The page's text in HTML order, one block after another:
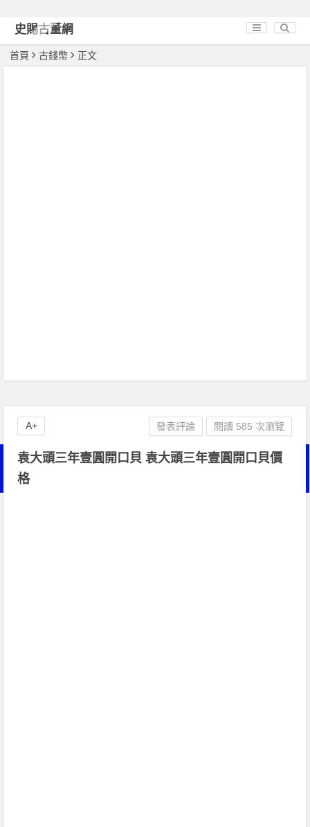
史賜古董網
首頁 古錢幣 正文
袁大頭三年壹圓開口貝 袁大頭三年壹圓開口貝價
格
發表評論 閱讀 585 次瀏覽
A+